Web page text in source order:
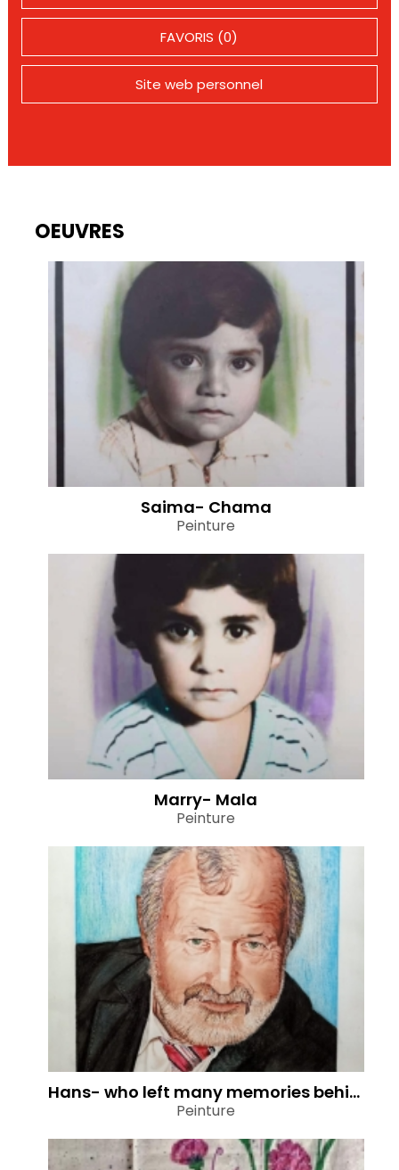
FAVORIS (0)
Site web personnel
OEUVRES
Saima- Chama
Peinture
Marry- Mala
Peinture
Hans- who left many memories behind
Peinture